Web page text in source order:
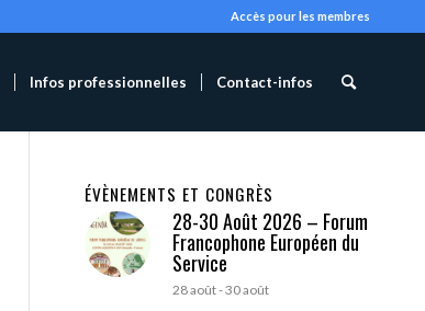
Accès pour les membres
Infos professionnelles Contact-infos
ÉVÈNEMENTS ET CONGRÈS
28-30 Août 2026 – Forum
Francophone Européen du
Service
28 août-30 août